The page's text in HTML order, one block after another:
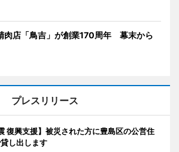
肉店「鳥吉」が創業170周年 幕末から
プレスリリース
復興支援】被災された方に豊島区の公営住
し出します